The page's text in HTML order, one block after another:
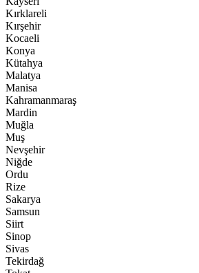
Kırklareli
Kırşehir
Kocaeli
Konya
Kütahya
Malatya
Manisa
Kahramanmaraş
Mardin
Muğla
Muş
Nevşehir
Niğde
Ordu
Rize
Sakarya
Samsun
Siirt
Sinop
Sivas
Tekirdağ